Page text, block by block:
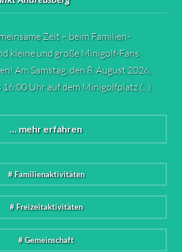
Zeit – beim Familien-
kleine und große Minigolf-Fans
Am Samstag, den 8. August 2026,
Uhr auf dem Minigolfplatz (...)
... mehr erfahren
# Familienaktivitäten
# Freizeitaktivitäten
# Gemeinschaft